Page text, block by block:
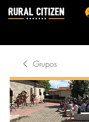
Grupos